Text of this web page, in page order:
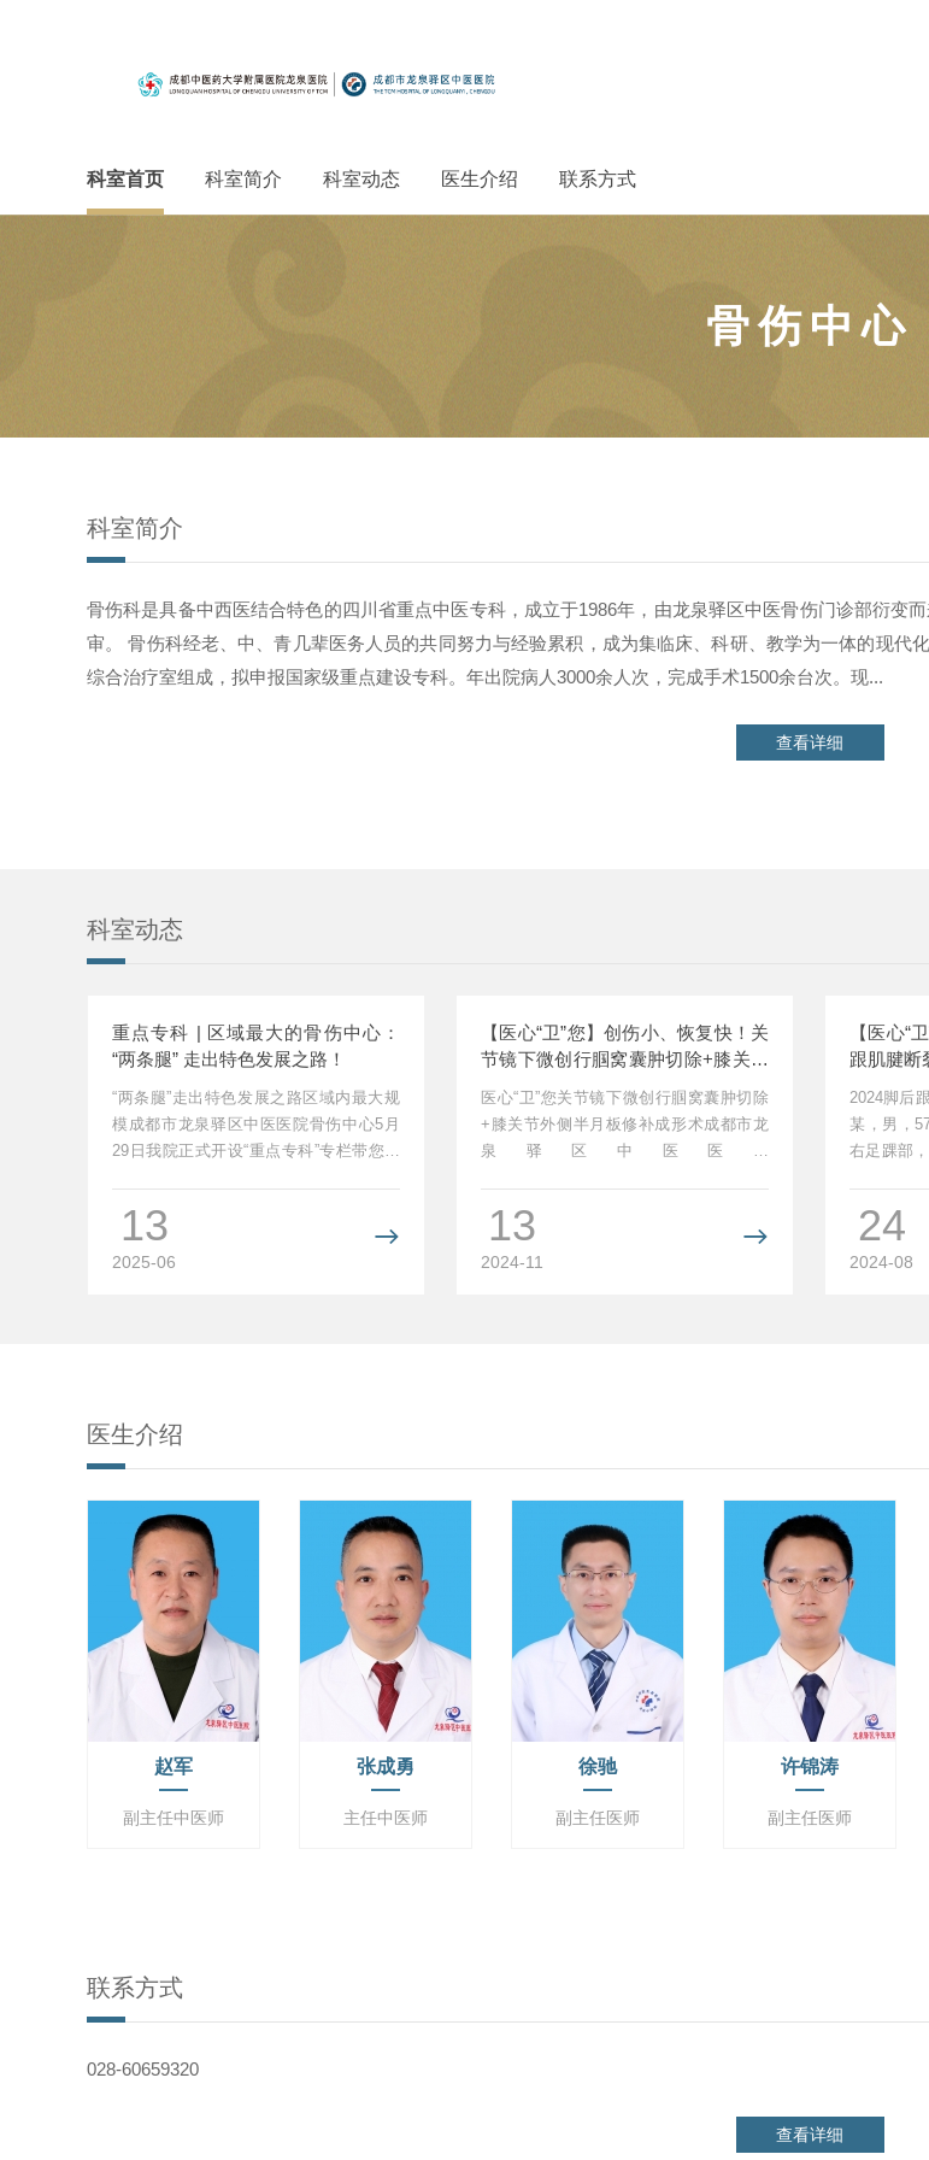
科室首页 科室简介 科室动态 医生介绍 联系方式
骨伤中心
科室简介
骨伤科是具备中西医结合特色的四川省重点中医专科，成立于1986年，由龙泉驿区中医骨伤门诊部衍变
审。 骨伤科经老、中、青几辈医务人员的共同努力与经验累积，成为集临床、科研、教学为一体的现
综合治疗室组成，拟申报国家级重点建设专科。年出院病人3000余人次，完成手术1500余台次。现...
查看详细
科室动态
重点专科 | 区域最大的骨伤中心：
“两条腿” 走出特色发展之路！
“两条腿”走出特色发展之路区域内最大规
模成都市龙泉驿区中医医院骨伤中心5月
29日我院正式开设“重点专科”专栏带您走
13
2025-06

【医心“卫”您】创伤小、恢复快！关
节镜下微创行腘窝囊肿切除+膝关节
外侧半月板修补成形术
医心“卫”您关节镜下微创行腘窝囊肿切除
+膝关节外侧半月板修补成形术成都市龙
泉驿区中医医院
13
2024-11

【医心“
跟肌腱断
2024脚后
某，男，
右足踝部
24
2024-08
医生介绍
赵军
副主任中医师
张成勇
主任中医师
徐驰
副主任医师
许锦涛
副主任医师
联系方式
028-60659320
查看详细